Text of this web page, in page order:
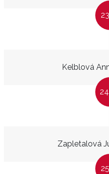
Kelblová
Zapletalová